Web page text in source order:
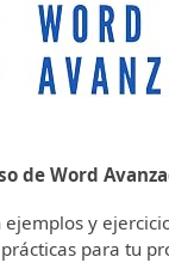
de Word
y
para tu